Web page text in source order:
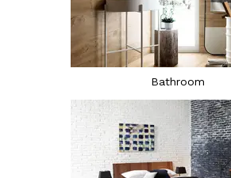
Bathroom